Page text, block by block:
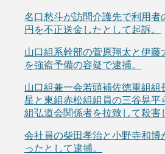
名口愁斗が訪問介護先で利用者
円を不正送金したとして起訴。
山口組系幹部の菅原翔太と伊藤
を強盗予備の容疑で逮捕。
山口組兼一会若頭補佐徳重組組
星と東組赤松組組員の三谷晃平
組弘道会関係者を拉致して殺害
会社員の柴田孝治と小野寺和博
ったとして逮捕。